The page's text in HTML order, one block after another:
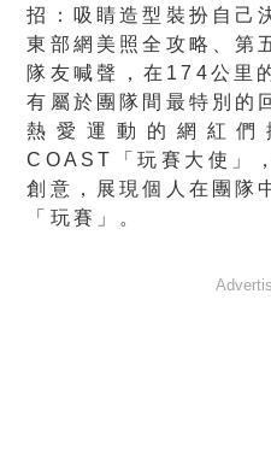
招：吸睛造型裝扮自己
東部網美照全攻略、第
隊友喊聲，在174公里
有屬於團隊間最特別的
熱愛運動的網紅們
COAST「玩賽大使」
創意，展現個人在團隊
「玩賽」。